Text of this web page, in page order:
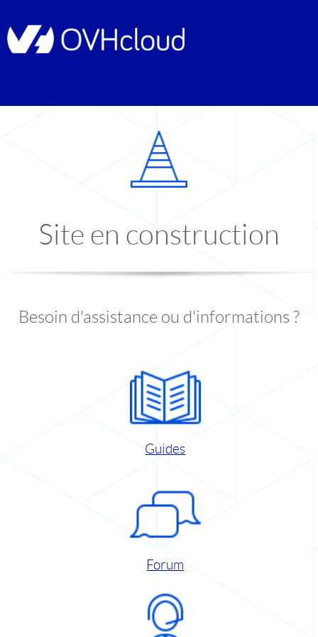
Site en construction
Besoin d'assistance ou d'informations ?
Guides
Forum